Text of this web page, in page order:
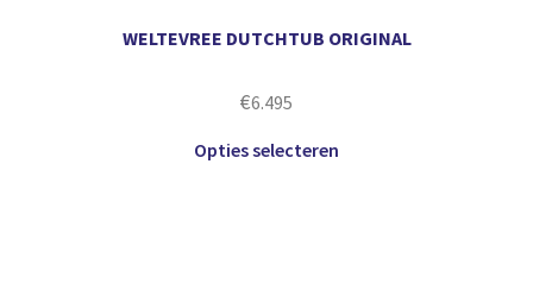
WELTEVREE DUTCHTUB ORIGINAL
€6.495
Opties selecteren